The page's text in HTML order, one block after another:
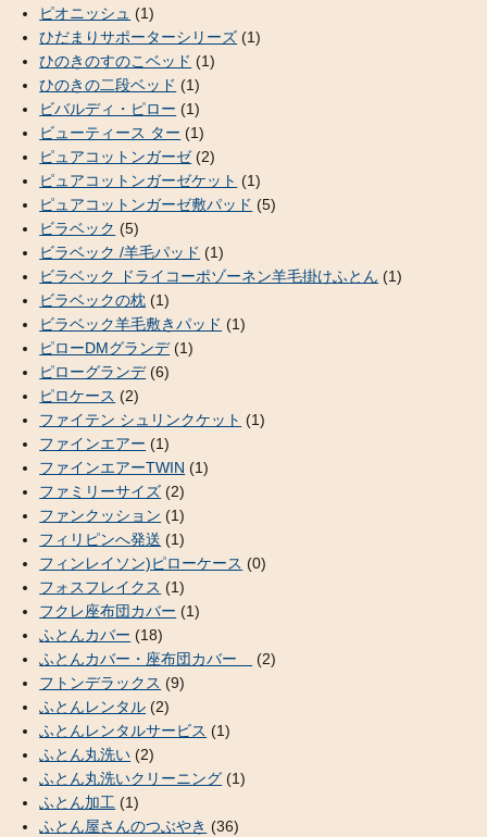
ピオニッシュ (1)
ひだまりサポーターシリーズ (1)
ひのきのすのこベッド (1)
ひのきの二段ベッド (1)
ビバルディ・ピロー (1)
ビューティース ター (1)
ピュアコットンガーゼ(2)
ピュアコットンガーゼケット (1)
ピュアコットンガーゼ敷パッド (5)
ビラベック (5)
ビラベック /羊毛パッド (1)
ビラベック ドライコーポゾーネン羊毛掛けふとん (1)
ビラベックの枕 (1)
ビラベック羊毛敷きパッド (1)
ピローDMグランデ(1)
ピローグランデ(6)
ピロケース (2)
ファイテン シュリンクケット (1)
ファインエアー (1)
ファインエアーTWIN (1)
ファミリーサイズ (2)
ファンクッション (1)
フィリピンへ発送 (1)
フィンレイソン)ピローケース (0)
フォスフレイクス (1)
フクレ座布団カバー (1)
ふとんカバー (18)
ふとんカバー・座布団カバー
(2)
フトンデラックス (9)
ふとんレンタル (2)
ふとんレンタルサービス (1)
ふとん丸洗い (2)
ふとん丸洗いクリーニング (1)
ふとん加工 (1)
ふとん屋さんのつぶやき (36)